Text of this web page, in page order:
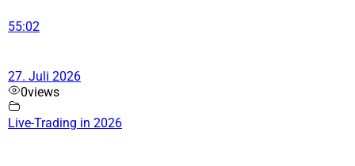
55:02
27. Juli 2026
0views
Live-Trading in 2026